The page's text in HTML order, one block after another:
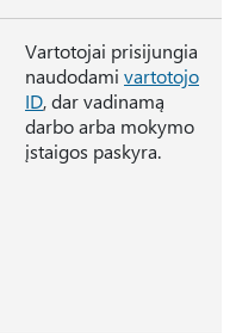
Vartotojai prisijungia
naudodami vartotojo
ID, dar vadinamą
darbo arba mokymo
įstaigos paskyra.